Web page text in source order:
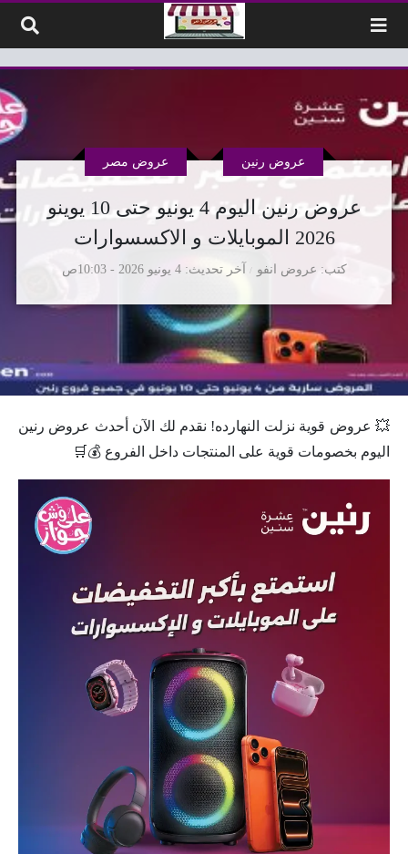
عروض رنين اليوم 4 يونيو حتى 10 يوينو
2026 الموبايلات و الاكسسوارات
كتب عروض انفو
عروض رنين عروض مصر
آخر تحديث 4 يونيو 2026 - 10:03ص
💥 عروض قوية نزلت النهارده! نقدم لك الآن أحدث عروض رنين
اليوم بخصومات قوية على المنتجات داخل الفروع 💰🛒